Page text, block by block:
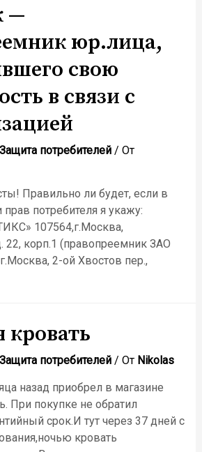
—
юр.лица,
свою
в связи с
Защита потребителей/ От
Правильно ли будет, если в
потребителя я укажу:
107564,г.Москва,
22, корп.1 (правопреемник ЗАО
2-ой Хвостов пер.,
кровать
Защита потребителей/ От Nikolas
назад приобрел в магазине
При покупке не обратил
срок.И тут через 37 дней с
кровать